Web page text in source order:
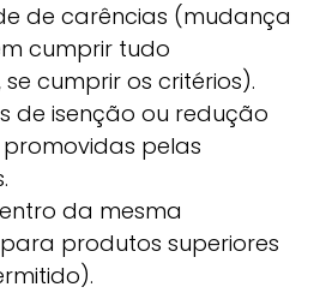
de carências (mudança
cumprir tudo
cumprir os critérios).
de isenção ou redução
pelas
da mesma
produtos superiores